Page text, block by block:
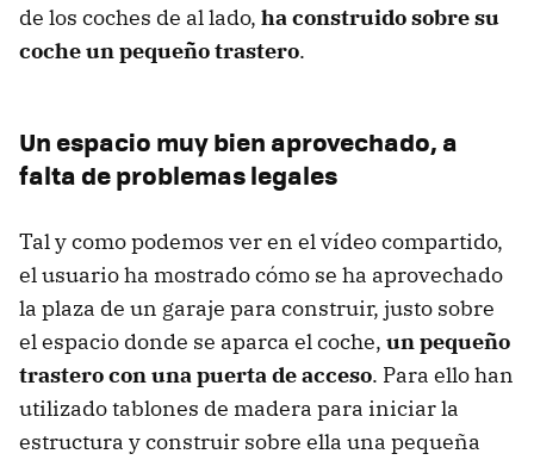
de los coches de al lado, ha construido sobre su
coche un pequeño trastero.
Un espacio muy bien aprovechado, a
falta de problemas legales
Tal y como podemos ver en el vídeo compartido,
el usuario ha mostrado cómo se ha aprovechado
la plaza de un garaje para construir, justo sobre
el espacio donde se aparca el coche, un pequeño
trastero con una puerta de acceso. Para ello han
utilizado tablones de madera para iniciar la
estructura y construir sobre ella una pequeña